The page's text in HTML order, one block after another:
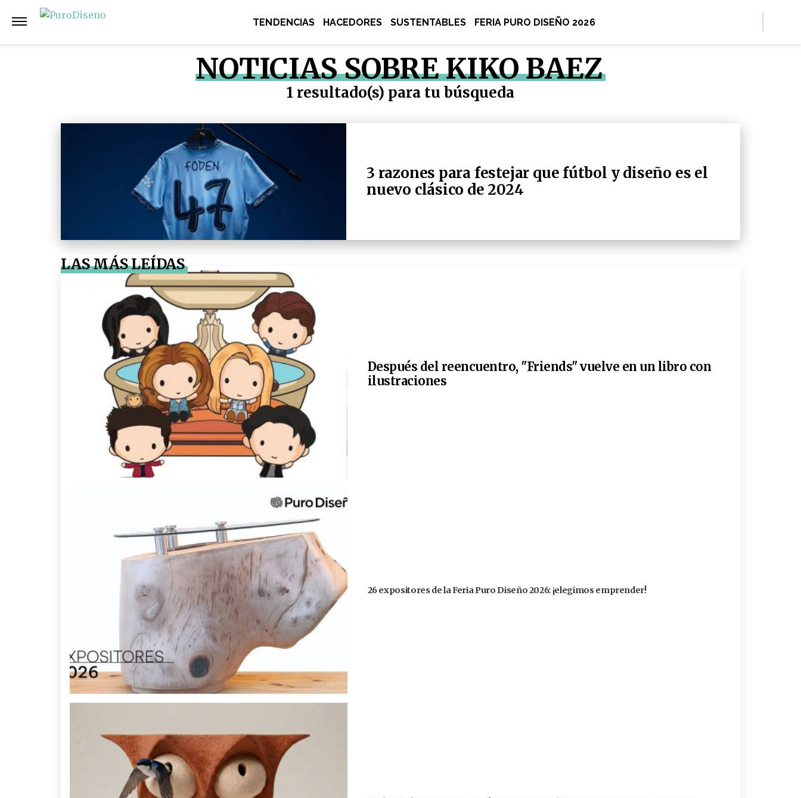
TENDENCIAS HACEDORES SUSTENTABLES FERIA PURO DISEÑO 2026
NOTICIAS SOBRE KIKO BAEZ
1 resultado(s) para tu búsqueda
3 razones para festejar que fútbol y diseño es el
nuevo clásico de 2024
LAS MÁS LEÍDAS
Después del reencuentro, "Friends" vuelve en un libro con
ilustraciones
26 expositores de la Feria Puro Diseño 2026: ¡elegimos emprender!